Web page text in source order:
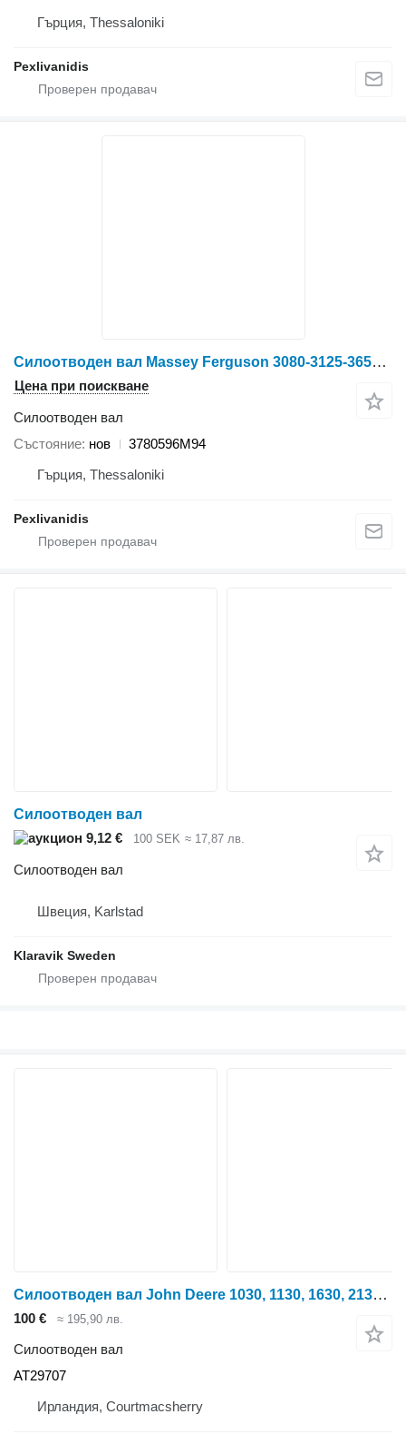
Гърция, Thessaloniki
Pexlivanidis
Силоотводен вал Massey Ferguson 3080-3125-3655-3690-8130-8160 3780596M94 за колесен трактор Massey Ferguson AGCO
Цена при поискване
Силоотводен вал
Състояние нов
3780596M94
Гърция, Thessaloniki
Pexlivanidis
Силоотводен вал
9,12 €
100 SEK ≈ 17,87 лв.
Силоотводен вал
Швеция, Karlstad
Klaravik Sweden
Силоотводен вал John Deere 1030, 1130, 1630, 2130, 2630 Pto Shaft 540 R/min At29707 AT29707
100 € ≈ 195,90 лв.
Силоотводен вал
AT29707
Ирландия, Courtmacsherry